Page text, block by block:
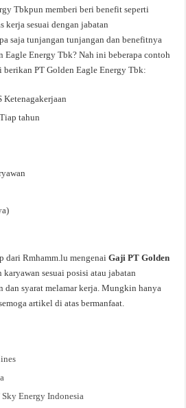
Tbkpun memberi beri benefit seperti
kerja sesuai dengan jabatan
saja tunjangan tunjangan dan benefitnya
Eagle Energy Tbk? Nah ini beberapa contoh
PT Golden Eagle Energy Tbk:
Ketenagakerjaan
tahun
dari Rmhamm.lu mengenaiGaji PT Golden
karyawan sesuai posisi atau jabatan
syarat melamar kerja. Mungkin hanya
artikel di atas bermanfaat.
Energy Indonesia